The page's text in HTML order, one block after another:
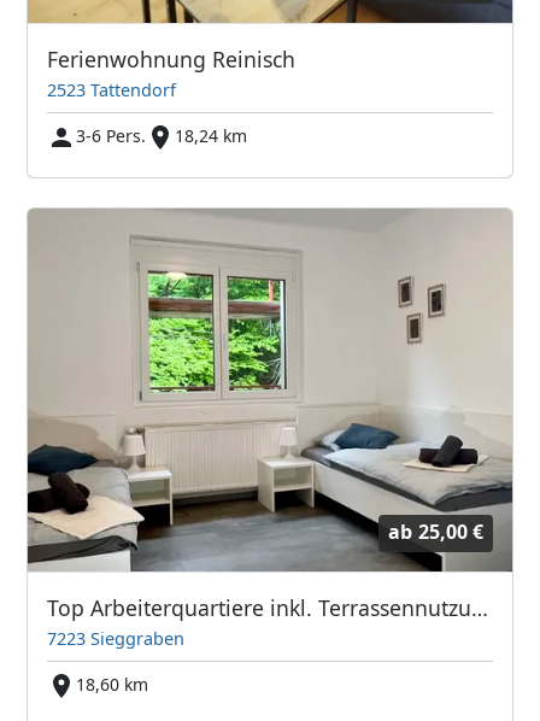
Ferienwohnung Reinisch
2523 Tattendorf
3-6 Pers.
18,24 km
ab 25,00 €
Top Arbeiterquartiere inkl. Terrassennutzung (28 Betten)
7223 Sieggraben
18,60 km